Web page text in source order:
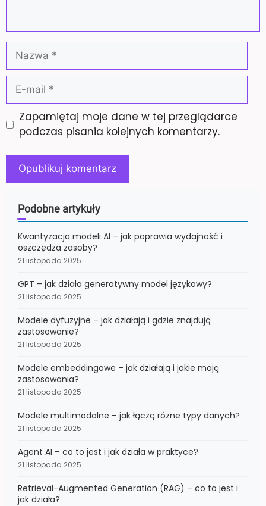
Nazwa
mail
Zapamiętaj moje dane w tej przeglądarce
podczas pisania kolejnych komentarzy.
Podobne artykuły
Kwantyzacja modeli AI – jak poprawia wydajność i
oszczędza zasoby?
21 listopada 2025
GPT – jak działa generatywny model językowy?
21 listopada 2025
Modele dyfuzyjne – jak działają i gdzie znajdują
zastosowanie?
21 listopada 2025
Modele embeddingowe – jak działają i jakie mają
zastosowania?
21 listopada 2025
Modele multimodalne – jak łączą różne typy danych?
21 listopada 2025
Agent AI – co to jest i jak działa w praktyce?
21 listopada 2025
Retrieval-Augmented Generation (RAG) – co to jest i
jak działa?